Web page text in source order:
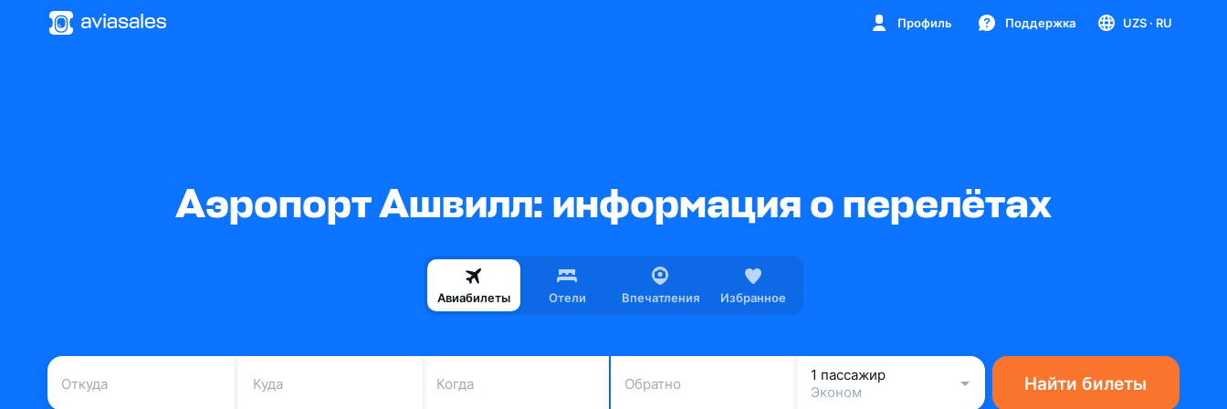
Профиль Поддержка UZS · RU
Аэропорт Ашвилл: информация о перелётах
Авиабилеты Отели Впечатления Избранное
Когда Обратно
1 пассажир
Эконом
Найти билеты